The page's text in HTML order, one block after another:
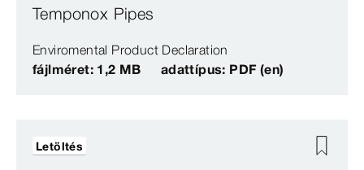
Temponox Pipes
Enviromental Product Declaration
fájlméret: 1,2 MB
adattípus: PDF (en)
Letöltés